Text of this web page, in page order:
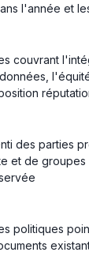
l'année et
couvrant
des parties
et de
politiques